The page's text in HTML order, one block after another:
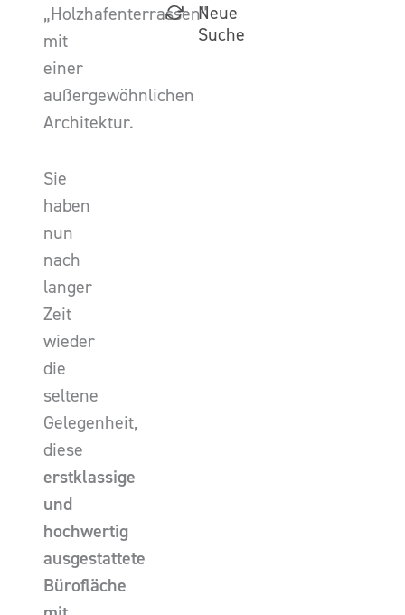
„Holzhafenterrassen”
mit
einer
außergewöhnlichen
Architektur.
Sie
haben
nun
nach
langer
Zeit
wieder
die
seltene
Gelegenheit,
diese
erstklassige
und
hochwertig
ausgestattete
Bürofläche
Neue
Suche